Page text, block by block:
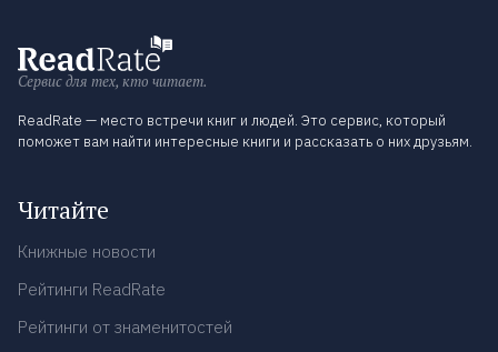
Сервис для тех, кто читает.
ReadRate — место встречи книг и людей. Это сервис, который
поможет вам найти интересные книги и рассказать о них друзьям.
Читайте
Книжные новости
Рейтинги ReadRate
Рейтинги от знаменитостей